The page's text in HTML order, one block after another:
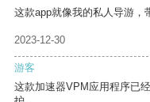
这款app就像我的私人导游，
2023-12-30
游客
这款加速器VPM应用程序已